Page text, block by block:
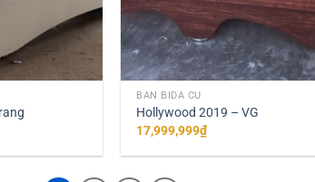
+
BÀN BIDA CŨ
Hollywood 2019 – VG
17,999,999₫